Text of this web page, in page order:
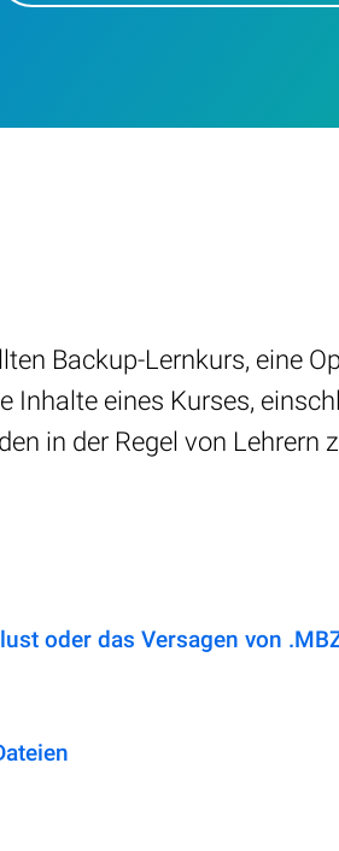
Backup-Lernkurs, eine
eines Kurses,
in der Regel von Lehrern
oder das Versagen von